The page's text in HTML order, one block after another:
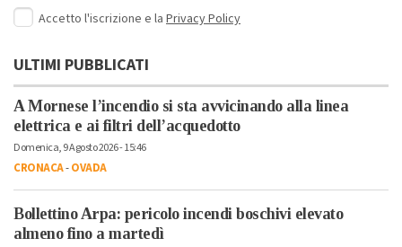
Accetto l'iscrizione e la Privacy Policy
ULTIMI PUBBLICATI
A Mornese l’incendio si sta avvicinando alla linea
elettrica e ai filtri dell’acquedotto
Domenica, 9 Agosto 2026 - 15:46
CRONACA-OVADA
Bollettino Arpa: pericolo incendi boschivi elevato
almeno fino a martedì